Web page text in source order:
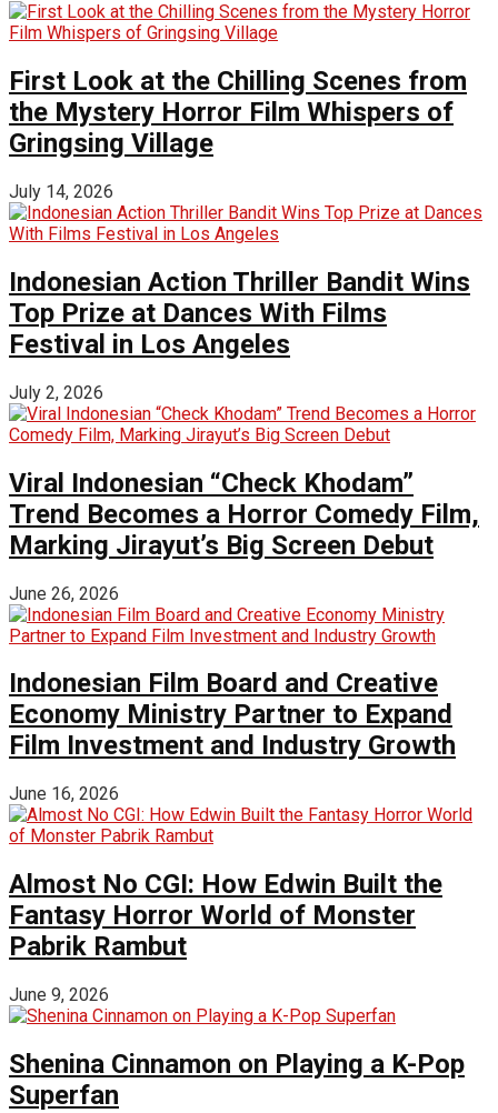
First Look at the Chilling Scenes from
the Mystery Horror Film Whispers of
Gringsing Village
July 14, 2026
Indonesian Action Thriller Bandit Wins
Top Prize at Dances With Films
Festival in Los Angeles
July 2, 2026
Viral Indonesian “Check Khodam”
Trend Becomes a Horror Comedy Film,
Marking Jirayut’s Big Screen Debut
June 26, 2026
Indonesian Film Board and Creative
Economy Ministry Partner to Expand
Film Investment and Industry Growth
June 16, 2026
Almost No CGI: How Edwin Built the
Fantasy Horror World of Monster
Pabrik Rambut
June 9, 2026
Shenina Cinnamon on Playing a K-Pop
Superfan